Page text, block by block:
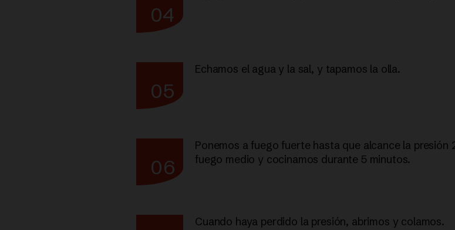
04
05
Echamos el agua y la sal, y tapamos la olla.
06
Ponemos a fuego fuerte hasta que alcance la presión
fuego medio y cocinamos durante 5 minutos.
Cuando haya perdido la presión, abrimos y colamos.